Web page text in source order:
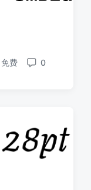
免费
评
0